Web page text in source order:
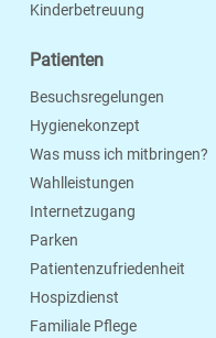
Kinderbetreuung
Patienten
Besuchsregelungen
Hygienekonzept
Was muss ich mitbringen?
Wahlleistungen
Internetzugang
Parken
Patientenzufriedenheit
Hospizdienst
Familiale Pflege